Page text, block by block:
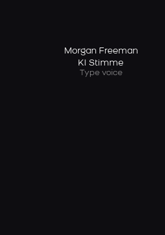
Morgan Freeman
KI Stimme
Type voice